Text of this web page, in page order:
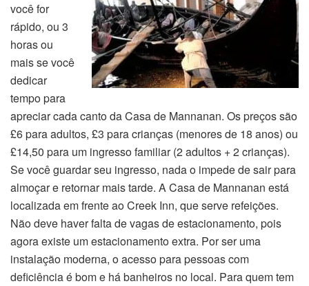
você for
rápido, ou 3
horas ou
mais se você
dedicar
tempo para
apreciar cada canto da Casa de Mannanan. Os preços são
£6 para adultos, £3 para crianças (menores de 18 anos) ou
£14,50 para um ingresso familiar (2 adultos + 2 crianças).
Se você guardar seu ingresso, nada o impede de sair para
almoçar e retornar mais tarde. A Casa de Mannanan está
localizada em frente ao Creek Inn, que serve refeições.
Não deve haver falta de vagas de estacionamento, pois
agora existe um estacionamento extra. Por ser uma
instalação moderna, o acesso para pessoas com
deficiência é bom e há banheiros no local. Para quem tem